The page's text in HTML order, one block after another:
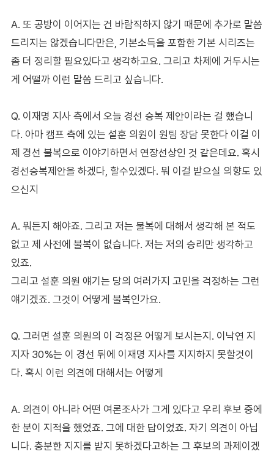
A. 또 공방이 이어지는 건 바람직하지 않기 때문에 추가로 말씀
드리지는 않겠습니다만은, 기본소득을 포함한 기본 시리즈는
좀 더 정리할 필요있다고 생각하고요. 그리고 차제에 거두시는
게 어떨까 이런 말씀 드리고 싶습니다.
Q. 이재명 지사 측에서 오늘 경선 승복 제안이라는 걸 했습니
다. 아마 캠프 측에 있는 설훈 의원이 원팀 장담 못한다 이걸 이
제 경선 불복으로 이야기하면서 연장선상인 것 같은데요. 혹시
경선승복제안을 하겠다, 할수있겠다. 뭐 이걸 받으실 의향도 있
으신지
A. 뭐든지 해야죠. 그리고 저는 불복에 대해서 생각해 본 적도
없고 제 사전에 불복이 없습니다. 저는 저의 승리만 생각하고
있죠.
그리고 설훈 의원 얘기는 당의 여러가지 고민을 걱정하는 그런
얘기겠죠. 그것이 어떻게 불복인가요.
Q. 그러면 설훈 의원의 이 걱정은 어떻게 보시는지. 이낙연 지
지자 30%는 이 경선 뒤에 이재명 지사를 지지하지 못할것이
다. 혹시 이런 의견에 대해서는 어떻게
A. 의견이 아니라 어떤 여론조사가 그게 있다고 우리 후보 중에
한 분이 지적을 했었죠. 그에 대한 답이었죠. 자기 의견이 아닙
니다. 충분한 지지를 받지 못하겠다고하는 그 후보의 과제이겠